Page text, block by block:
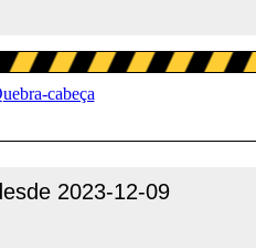
2023-12-09